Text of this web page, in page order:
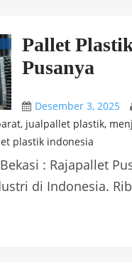
Pallet
Pusanya
Desember 3, 2025
, jualpallet plastik,
plastik indonesia
: Rajapallet
di Indonesia.